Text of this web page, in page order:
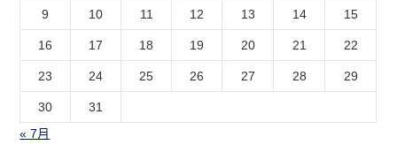
9 10 11 12 13 14 15
16 17 18 19 20 21 22
23 24 25 26 27 28 29
30
31
« 7月